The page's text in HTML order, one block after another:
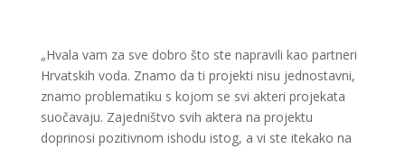
„Hvala vam za sve dobro što ste napravili kao partneri
Hrvatskih voda. Znamo da ti projekti nisu jednostavni,
znamo problematiku s kojom se svi akteri projekata
suočavaju. Zajedništvo svih aktera na projektu
doprinosi pozitivnom ishodu istog, a vi ste itekako na